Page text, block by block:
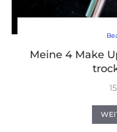
Meine 4 Make